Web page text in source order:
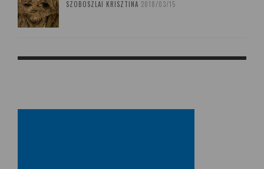
SZOBOSZLAI KRISZTINA 2018/03/15